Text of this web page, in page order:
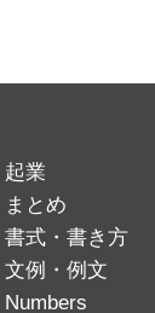
起業
まとめ
書式・書き方
文例・例文
Numbers